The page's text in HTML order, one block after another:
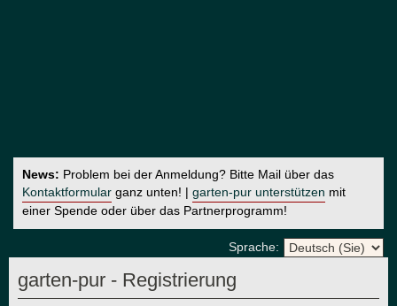
News: Problem bei der Anmeldung? Bitte Mail über das
Kontaktformular ganz unten! | garten-pur unterstützen mit
einer Spende oder über das Partnerprogramm!
Sprache:
garten-pur - Registrierung